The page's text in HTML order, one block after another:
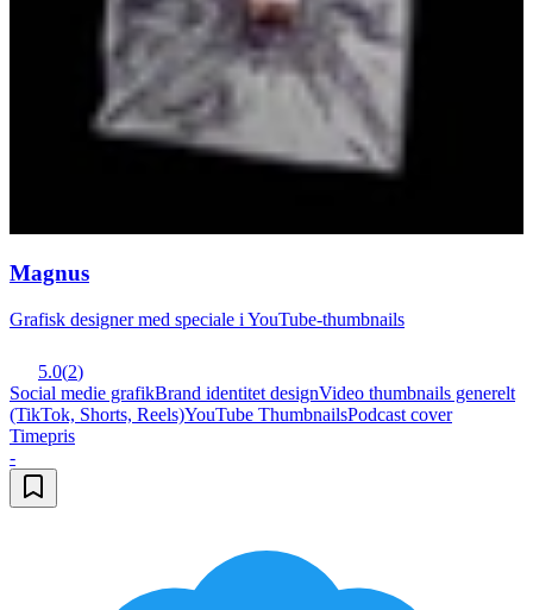
Magnus
Grafisk designer med speciale i YouTube-thumbnails
5.0(2)
Social medie grafikBrand identitet designVideo thumbnails generelt
(TikTok, Shorts, Reels)YouTube ThumbnailsPodcast cover
Timepris
-